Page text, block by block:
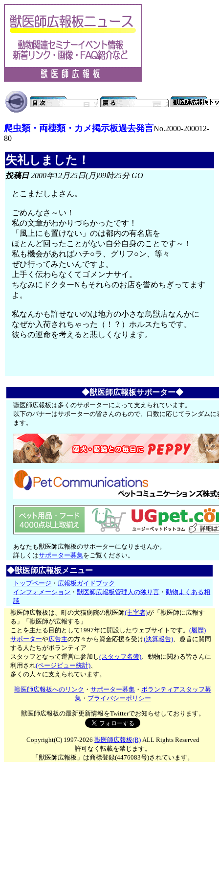
爬虫類・両棲類・カメ掲示板過去発言No.2000-200012-
80
失礼しました！
投稿日2000年12月25日(月)09時25分 GO
とこまだしよさん。
ごめんなさ～い！
私の文章がわかりづらかったです！
「風上にも置けない」のは都内の有名店を
ほとんど回ったことがない自分自身のことです～！
私も機会があればハチ○ラ、グリフ○ン、等々
ぜひ行ってみたいんですよ。
上手く伝わらなくてゴメンナサイ。
ちなみにドクターNもそれらのお店を誉めちぎってます
よ。
私なんかも許せないのは地方の小さな鳥獣店なんかに
なぜか入荷されちゃった（！？）ホルスたちです。
彼らの運命を考えると悲しくなります。
◆獣医師広報板サポーター◆
獣医師広報板は多くのサポーターによって支えられています。
以下のバナーはサポーターの皆さんのもので、口数に応じてランダムに
ます。
あなたも獣医師広報板のサポーターになりませんか。
詳しくはサポーター募集をご覧ください。
◆獣医師広報板メニュー
トップページ ・ 広報板ガイドブック
インフォメーション ・獣医師広報板管理人の独り言 ・動物よくある相
談
獣医師広報板は、町の犬猫病院の獣医師(主宰者)が「獣医師に広報す
る」「獣医師が広報する」
ことを主たる目的として1997年に開設したウェブサイトです。(履歴)
サポーターや広告主の方々から資金応援を受け(決算報告)、趣旨に賛同
する人たちがボランティア
スタッフとなって運営に参加し(スタッフ名簿)、動物に関わる皆さんに
利用され(ページビュー統計)、
多くの人々に支えられています。
獣医師広報板へのリンク ・サポーター募集 ・ボランティアスタッフ募
集・ プライバシーポリシー
獣医師広報板の最新更新情報をTwitterでお知らせしております。
Copyright(C) 1997-2026 獣医師広報板(R)ALL Rights Reserved
許可なく転載を禁じます。
「獣医師広報板」は商標登録(4476083号)されています。